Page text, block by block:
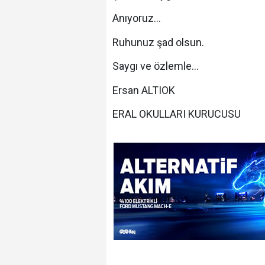
Anıyoruz...
Ruhunuz şad olsun.
Saygı ve özlemle...
Ersan ALTIOK
ERAL OKULLARI KURUCUSU